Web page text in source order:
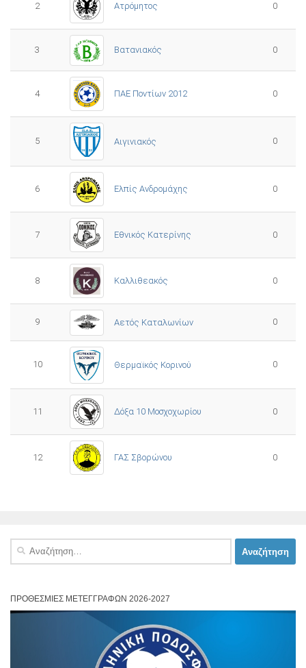
2 Ατρόμητος 0
3 Βατανιακός 0
4 ΠΑΕ Ποντίων 2012 0
5 Αιγινιακός 0
6 Ελπίς Ανδρομάχης 0
7 Εθνικός Κατερίνης 0
8 Καλλιθεακός 0
9 Αετός Καταλωνίων 0
10 Θερμαϊκός Κορινού 0
11 Δόξα 10 Μοσχοχωρίου 0
12 ΓΑΣ Σβορώνου 0
Αναζήτηση
ΠΡΟΘΕΣΜΊΕΣ ΜΕΤΕΓΓΡΑΦΏΝ 2026-2027